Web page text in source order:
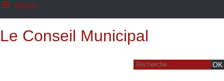
Menu
Le Conseil Municipal